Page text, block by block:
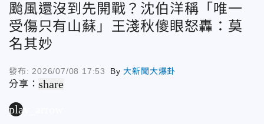
颱風還沒到先開戰？沈伯洋稱「唯一
受傷只有山蘇」王淺秋傻眼怒轟：莫
名其妙
發布: 2026/07/08 17:53 By 大新聞大爆卦
分享：share
play_arrow